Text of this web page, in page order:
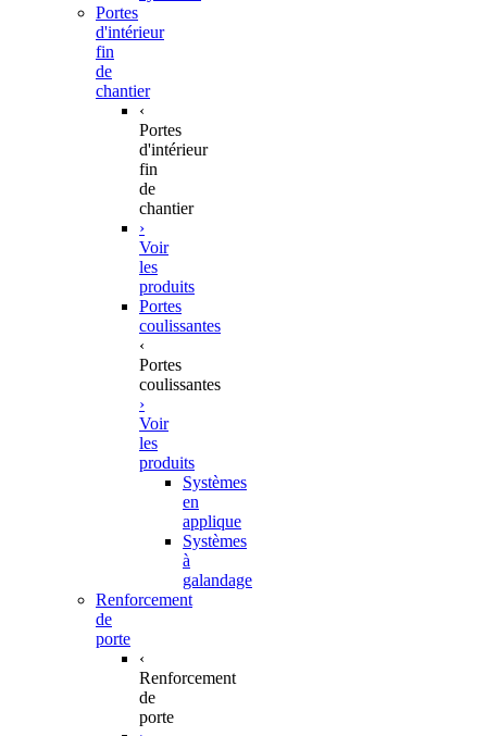
Portes
d'intérieur
fin
de
chantier
‹
Portes
d'intérieur
fin
de
chantier
›
Voir
les
produits
Portes
coulissantes
‹
Portes
coulissantes
›
Voir
les
produits
Systèmes
en
applique
Systèmes
à
galandage
Renforcement
de
porte
‹
Renforcement
de
porte